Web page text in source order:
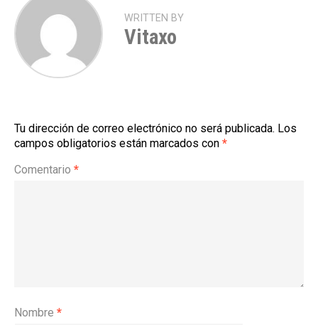
WRITTEN BY
Vitaxo
Tu dirección de correo electrónico no será publicada. Los
campos obligatorios están marcados con *
Comentario *
Nombre *